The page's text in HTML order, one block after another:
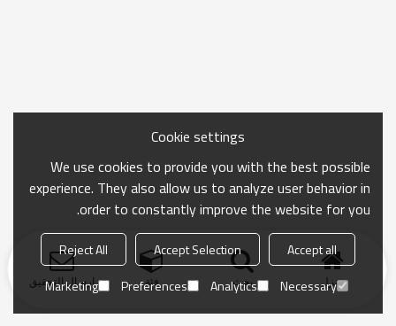
منزل بحث فئة ارسال التحقيق
Cookie settings
We use cookies to provide you with the best possible
experience. They also allow us to analyze user behavior in
order to constantly improve the website for you.
Accept all
Accept Selection
Reject All
Necessary
Analytics
Preferences
Marketing